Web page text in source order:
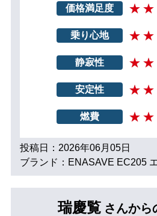
価格満足度
乗り心地
静寂性
安定性
燃費
投稿日：2026年06月05日
ブランド：ENASAVE EC205
瑞慶覧 さんから